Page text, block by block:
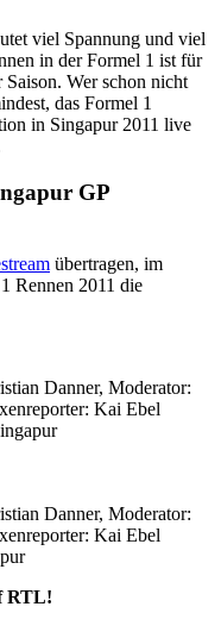
viel Spannung und viel
in der Formel 1 ist für
Wer schon nicht
das Formel 1
in Singapur 2011 live
GP
übertragen, im
Rennen 2011 die
Danner, Moderator:
Kai Ebel
Danner, Moderator:
Kai Ebel
RTL!